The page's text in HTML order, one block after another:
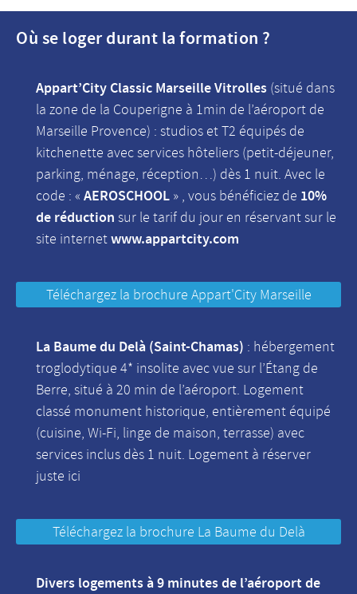
Où se loger durant la formation ?
Appart’City Classic Marseille Vitrolles (situé dans
la zone de la Couperigne à 1min de l’aéroport de
Marseille Provence) : studios et T2 équipés de
kitchenette avec services hôteliers (petit-déjeuner,
parking, ménage, réception…) dès 1 nuit. Avec le
code : « AEROSCHOOL » , vous bénéficiez de 10%
de réduction sur le tarif du jour en réservant sur le
site internetwww.appartcity.com
Téléchargez la brochure Appart'City Marseille
La Baume du Delà (Saint-Chamas) : hébergement
troglodytique 4* insolite avec vue sur l’Étang de
Berre, situé à 20 min de l’aéroport. Logement
classé monument historique, entièrement équipé
(cuisine, Wi-Fi, linge de maison, terrasse) avec
services inclus dès 1 nuit. Logement à réserver
juste ici
Téléchargez la brochure La Baume du Delà
Divers logements à 9 minutes de l’aéroport de